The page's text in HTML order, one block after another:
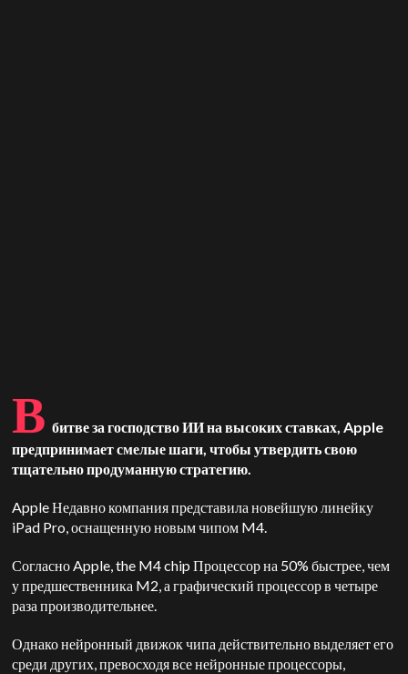
В битве за господство ИИ на высоких ставках,Apple
предпринимает смелые шаги, чтобы утвердить свою
тщательно продуманную стратегию.
AppleНедавно компания представила новейшую линейку
iPad Pro, оснащенную новым чипом M4.
СогласноApple, the M4 chip Процессор на 50% быстрее, чем
у предшественника M2, а графический процессор в четыре
раза производительнее.
Однако нейронный движок чипа действительно выделяет его
среди других, превосходя все нейронные процессоры,